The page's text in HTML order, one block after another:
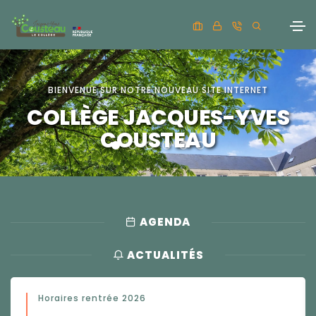
BIENVENUE SUR NOTRE NOUVEAU SITE INTERNET
COLLÈGE JACQUES-YVES
COUSTEAU
AGENDA
ACTUALITÉS
Horaires rentrée 2026